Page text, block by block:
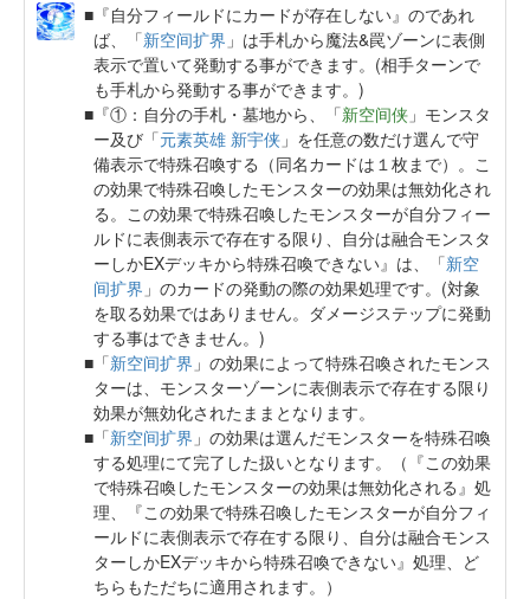
『自分フィールドにカードが存在しない』のであれ
ば、「新空间扩界 」は手札から魔法&罠ゾーンに表側
表示で置いて発動する事ができます。(相手ターンで
も手札から発動する事ができます。)
『①：自分の手札・墓地から、「新空间侠 」モンスタ
ー及び「元素英雄 新宇侠 」を任意の数だけ選んで守
備表示で特殊召喚する（同名カードは１枚まで）。こ
の効果で特殊召喚したモンスターの効果は無効化され
る。この効果で特殊召喚したモンスターが自分フィー
ルドに表側表示で存在する限り、自分は融合モンスタ
ーしかEXデッキから特殊召喚できない』は、「新空
间扩界 」のカードの発動の際の効果処理です。(対象
を取る効果ではありません。ダメージステップに発動
する事はできません。)
「新空间扩界 」の効果によって特殊召喚されたモンス
ターは、モンスターゾーンに表側表示で存在する限り
効果が無効化されたままとなります。
「新空间扩界 」の効果は選んだモンスターを特殊召喚
する処理にて完了した扱いとなります。（『この効果
で特殊召喚したモンスターの効果は無効化される』処
理、『この効果で特殊召喚したモンスターが自分フィ
ールドに表側表示で存在する限り、自分は融合モンス
ターしかEXデッキから特殊召喚できない』処理、ど
ちらもただちに適用されます。）